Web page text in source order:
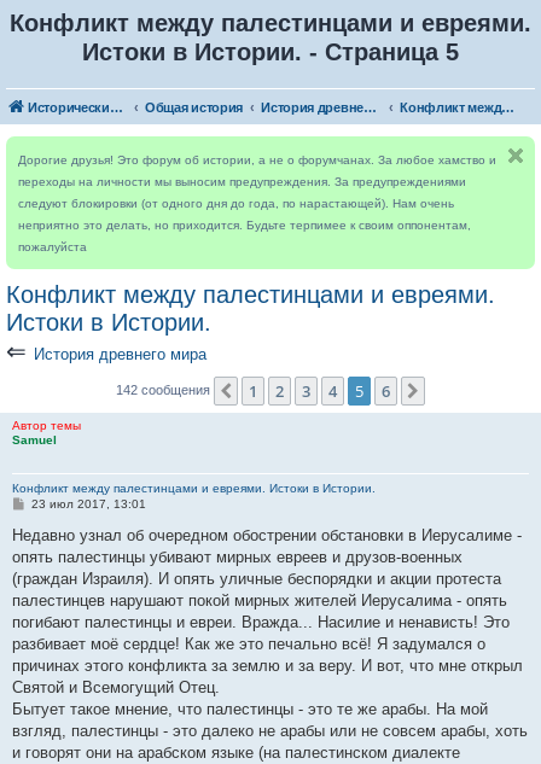
Конфликт между палестинцами и евреями.
Истоки в Истории. - Страница 5
Исторический форум Общая история История древнего мира Конфликт между палестинцами и евреями. Истоки в Истории.
Дорогие друзья! Это форум об истории, а не о форумчанах. За любое хамство и
переходы на личности мы выносим предупреждения. За предупреждениями
следуют блокировки (от одного дня до года, по нарастающей). Нам очень
неприятно это делать, но приходится. Будьте терпимее к своим оппонентам,
пожалуйста
Конфликт между палестинцами и евреями.
Истоки в Истории.
⇐ История древнего мира
142 сообщения Пред.
1 2 3 4 5 6
Автор темы
Samuel
Конфликт между палестинцами и евреями. Истоки в Истории.
С
о
б
щ
е
и
е
23 июл 2017, 13:01
Недавно узнал об очередном обострении обстановки в Иерусалиме -
опять палестинцы убивают мирных евреев и друзов-военных
(граждан Израиля). И опять уличные беспорядки и акции протеста
палестинцев нарушают покой мирных жителей Иерусалима - опять
погибают палестинцы и евреи. Вражда... Насилие и ненависть! Это
разбивает моё сердце! Как же это печально всё! Я задумался о
причинах этого конфликта за землю и за веру. И вот, что мне открыл
Святой и Всемогущий Отец.
Бытует такое мнение, что палестинцы - это те же арабы. На мой
взгляд, палестинцы - это далеко не арабы или не совсем арабы, хоть
и говорят они на арабском языке (на палестинском диалекте